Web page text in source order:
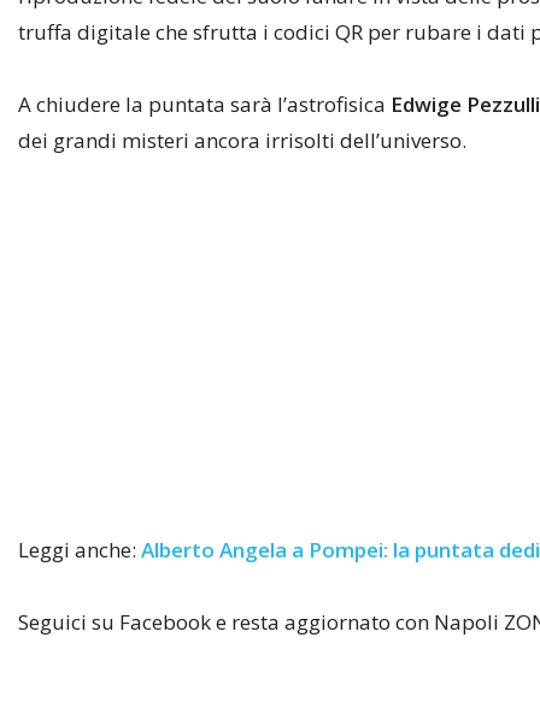
truffa digitale che sfrutta i codici QR per rubare i dati
A chiudere la puntata sarà l’astrofisica Edwige Pezzulli
dei grandi misteri ancora irrisolti dell’universo.
Leggi anche: Alberto Angela a Pompei: la puntata
Seguici su Facebook e resta aggiornato con Napoli